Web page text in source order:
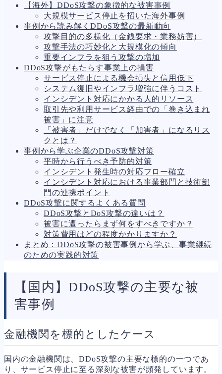
財務 696
資金繰り193
融資308
資産売却195
法務 1,099
差押・強制執行231
法令違反・行政処分318
訴訟・不正279
損害賠償・知的財産271
経営 157
ガバナンス90
再建準備67
人事労務571
人件費21
労働問題274
労災・ハラスメント146
解雇・退職130
事業運営394
品質・リコール48
情報漏洩・サイバー275
事業再編71
手続 702
私的整理156
法的整理472
【海外】DDoS攻撃の象徴的な被害事例
大規模サービス停止を招いた海外事例
事例から読み解くDDoS攻撃の最新動向
攻撃目的の多様化（金銭要求・業務妨害）
攻撃手法の巧妙化と大規模化の傾向
重要インフラを狙う攻撃の増加
DDoS攻撃がもたらす事業上の損害
サービス停止による機会損失と信用低下
システム復旧やインフラ増強に伴うコスト
インシデント対応にかかる人的リソース
取引先や利用サービス経由での「巻き込まれ
被害」に注意
「被害者」だけでなく「加害者」になるリス
クとは？
事例から学ぶ企業のDDoS攻撃対策
平時から行うべき予防的対策
インシデント発生時の対応フロー確立
インシデント対応における事業部門と技術部
門の連携ポイント
DDoS攻撃に関するよくある質問
DDoS攻撃とDoS攻撃の違いは？
被害に遭ったらまず何をすべきですか？
対策費用はどの程度かかりますか？
まとめ：DDoS攻撃の被害事例から学ぶ、事業継続
のための実践的対策
【国内】DDoS攻撃の主要な被
害事例
金融機関を標的としたケース
国内の金融機関は、DDoS攻撃の主要な標的の一つであ
り、サービス停止に至る深刻な被害が頻発しています。